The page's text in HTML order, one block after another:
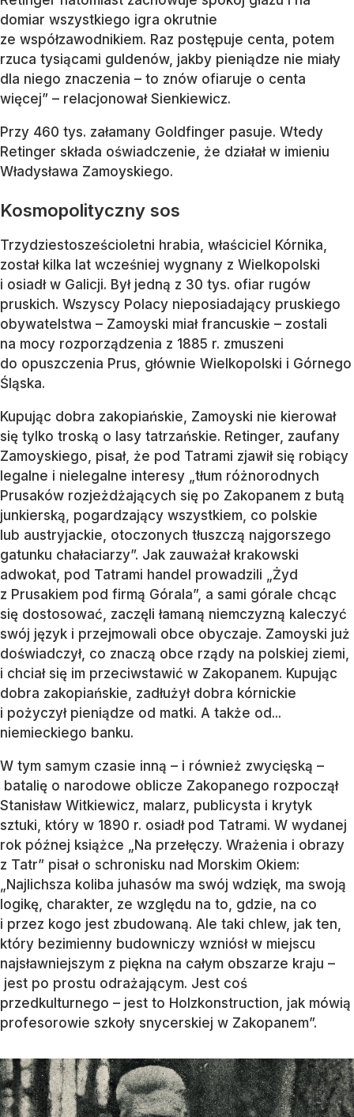
domiar wszystkiego igra okrutnie
ze współzawodnikiem. Raz postępuje centa, potem
rzuca tysiącami guldenów, jakby pieniądze nie miały
dla niego znaczenia – to znów ofiaruje o centa
więcej” – relacjonował Sienkiewicz.
Przy 460 tys. załamany Goldfinger pasuje. Wtedy
Retinger składa oświadczenie, że działał w imieniu
Władysława Zamoyskiego.
Kosmopolityczny sos
Trzydziestosześcioletni hrabia, właściciel Kórnika,
został kilka lat wcześniej wygnany z Wielkopolski
i osiadł w Galicji. Był jedną z 30 tys. ofiar rugów
pruskich. Wszyscy Polacy nieposiadający pruskiego
obywatelstwa – Zamoyski miał francuskie – zostali
na mocy rozporządzenia z 1885 r. zmuszeni
do opuszczenia Prus, głównie Wielkopolski i Górnego
Śląska.
Kupując dobra zakopiańskie, Zamoyski nie kierował
się tylko troską o lasy tatrzańskie. Retinger, zaufany
Zamoyskiego, pisał, że pod Tatrami zjawił się robiący
legalne i nielegalne interesy „tłum różnorodnych
Prusaków rozjeżdżających się po Zakopanem z butą
junkierską, pogardzający wszystkiem, co polskie
lub austryjackie, otoczonych tłuszczą najgorszego
gatunku chałaciarzy”. Jak zauważał krakowski
adwokat, pod Tatrami handel prowadzili „Żyd
z Prusakiem pod firmą Górala”, a sami górale chcąc
się dostosować, zaczęli łamaną niemczyzną kaleczyć
swój język i przejmowali obce obyczaje. Zamoyski już
doświadczył, co znaczą obce rządy na polskiej ziemi,
i chciał się im przeciwstawić w Zakopanem. Kupując
dobra zakopiańskie, zadłużył dobra kórnickie
i pożyczył pieniądze od matki. A także od...
niemieckiego banku.
W tym samym czasie inną – i również zwycięską –
batalię o narodowe oblicze Zakopanego rozpoczął
Stanisław Witkiewicz, malarz, publicysta i krytyk
sztuki, który w 1890 r. osiadł pod Tatrami. W wydanej
rok późnej książce „Na przełęczy. Wrażenia i obrazy
z Tatr” pisał o schronisku nad Morskim Okiem:
„Najlichsza koliba juhasów ma swój wdzięk, ma swoją
logikę, charakter, ze względu na to, gdzie, na co
i przez kogo jest zbudowaną. Ale taki chlew, jak ten,
który bezimienny budowniczy wzniósł w miejscu
najsławniejszym z piękna na całym obszarze kraju –
jest po prostu odrażającym. Jest coś
przedkulturnego – jest to Holzkonstruction, jak mówią
profesorowie szkoły snycerskiej w Zakopanem”.